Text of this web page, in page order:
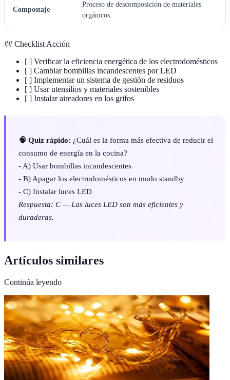
Compostaje
Proceso de descomposición de materiales
orgánicos.
## Checklist Acción
[ ] Verificar la eficiencia energética de los electrodomésticos
[ ] Cambiar bombillas incandescentes por LED
[ ] Implementar un sistema de gestión de residuos
[ ] Usar utensilios y materiales sostenibles
[ ] Instalar aireadores en los grifos
🧠 Quiz rápido: ¿Cuál es la forma más efectiva de reducir el
consumo de energía en la cocina?
- A) Usar bombillas incandescentes
- B) Apagar los electrodomésticos en modo standby
- C) Instalar luces LED
Respuesta: C — Las luces LED son más eficientes y
duraderas.
Artículos similares
Continúa leyendo